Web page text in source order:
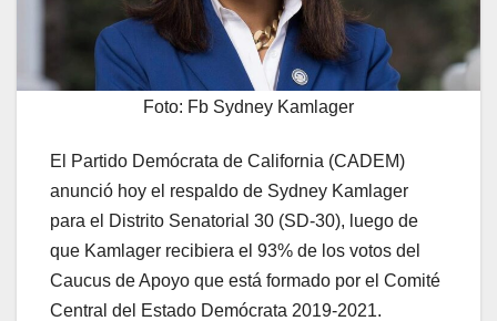
Foto: Fb Sydney Kamlager
El Partido Demócrata de California (CADEM)
anunció hoy el respaldo de Sydney Kamlager
para el Distrito Senatorial 30 (SD-30), luego de
que Kamlager recibiera el 93% de los votos del
Caucus de Apoyo que está formado por el Comité
Central del Estado Demócrata 2019-2021.